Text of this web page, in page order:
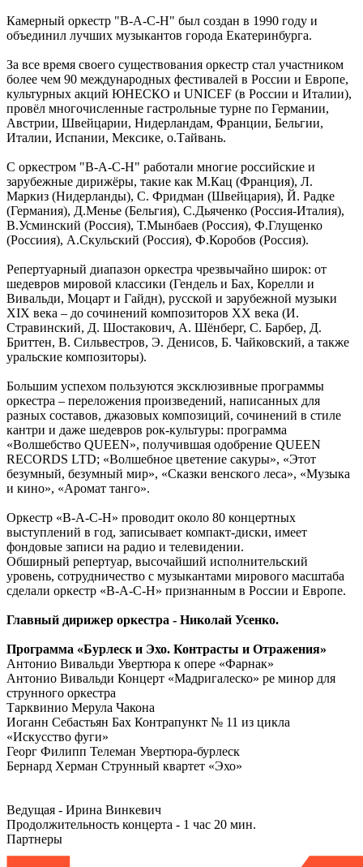
Камерный оркестр "B-A-C-H" был создан в 1990 году и
объединил лучших музыкантов города Екатеринбурга.
За все время своего существования оркестр стал участником
более чем 90 международных фестивалей в России и Европе,
культурных акций ЮНЕСКО и UNICEF (в России и Италии),
провёл многочисленные гастрольные турне по Германии,
Австрии, Швейцарии, Нидерландам, Франции, Бельгии,
Италии, Испании, Мексике, о.Тайвань.
С оркестром "B-A-C-H" работали многие российские и
зарубежные дирижёры, такие как М.Кац (Франция), Л.
Маркиз (Нидерланды), С. Фридман (Швейцария), Й. Радке
(Германия), Д.Менье (Бельгия), С.Дьяченко (Россия-Италия),
В.Усминский (Россия), Т.Мынбаев (Россия), Ф.Глущенко
(Россиия), А.Скульский (Россия), Ф.Коробов (Россия).
Репертуарный диапазон оркестра чрезвычайно широк: от
шедевров мировой классики (Гендель и Бах, Корелли и
Вивальди, Моцарт и Гайдн), русской и зарубежной музыки
XIX века – до сочинений композиторов ХХ века (И.
Стравинский, Д. Шостакович, А. Шёнберг, С. Барбер, Д.
Бриттен, В. Сильвестров, Э. Денисов, Б. Чайковский, а также
уральские композиторы).
Большим успехом пользуются эксклюзивные программы
оркестра – переложения произведений, написанных для
разных составов, джазовых композиций, сочинений в стиле
кантри и даже шедевров рок-культуры: программа
«Волшебство QUEEN», получившая одобрение QUEEN
RECORDS LTD; «Волшебное цветение сакуры», «Этот
безумный, безумный мир», «Сказки венского леса», «Музыка
и кино», «Аромат танго».
Оркестр «В-А-С-Н» проводит около 80 концертных
выступлений в год, записывает компакт-диски, имеет
фондовые записи на радио и телевидении.
Обширный репертуар, высочайший исполнительский
уровень, сотрудничество с музыкантами мирового масштаба
сделали оркестр «В-А-С-Н» признанным в России и Европе.
Главный дирижер оркестра - Николай Усенко.
Программа «Бурлеск и Эхо. Контрасты и Отражения»
Антонио Вивальди Увертюра к опере «Фарнак»
Антонио Вивальди Концерт «Мадригалеско» ре минор для
струнного оркестра
Тарквинио Мерула Чакона
Иоганн Себастьян Бах Контрапункт № 11 из цикла
«Искусство фуги»
Георг Филипп Телеман Увертюра-бурлеск
Бернард Херман Струнный квартет «Эхо»
Ведущая - Ирина Винкевич
Продолжительность концерта - 1 час 20 мин.
Партнеры